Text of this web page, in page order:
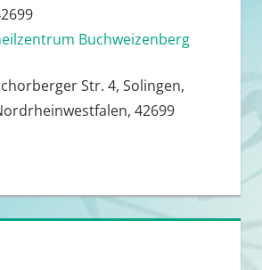
Buchweizenberg
Str. 4, Solingen,
42699